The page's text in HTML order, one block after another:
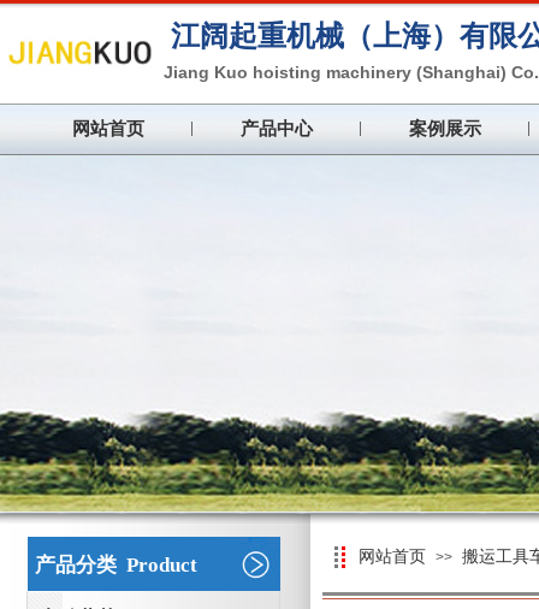
网站首页 产品中心 案例展示
江阔起重机械（上海） 有限
Jiang Kuo hoisting machinery (Shanghai)
网站首页 >> 搬运工具
产品分类 Product